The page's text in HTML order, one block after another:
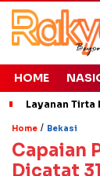
HOME
Layanan Tirta
Home / Bekasi
Capaian
Dicatat